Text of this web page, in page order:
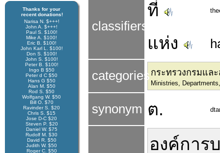
Thanks for your
recent donations!
Narisa N. $+++!
John A. $+++!
Paul S. $100!
Mike A. $100!
Eric B. $100!
John Karl L. $100!
Don S. $100!
John S. $100!
Peter B. $100!
Ingo B $50
Peter d C $50
Hans G $50
Alan M. $50
Rod S. $50
Wolfgang W. $50
Bill O. $70
Ravinder S. $20
Chris S. $15
Jose D-C $20
Steven P. $20
Daniel W. $75
Rudolf M. $30
David R. $50
Judith W. $50
Roger C. $50
classifiers
ที่
แห่ง
categories กระทรวงกรมแล
Ministries,
synonym ต.
องค์การ